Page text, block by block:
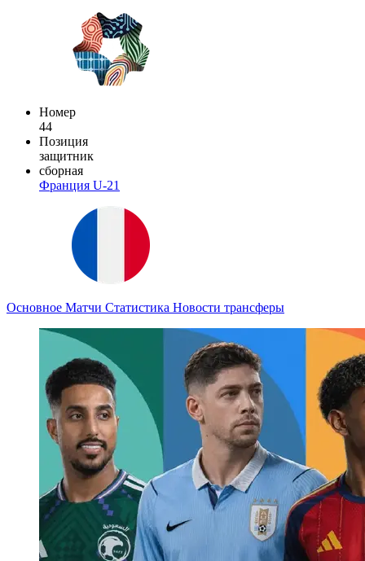
Номер
44
Позиция
защитник
сборная
Франция U-21
Основное Матчи Статистика Новости трансферы